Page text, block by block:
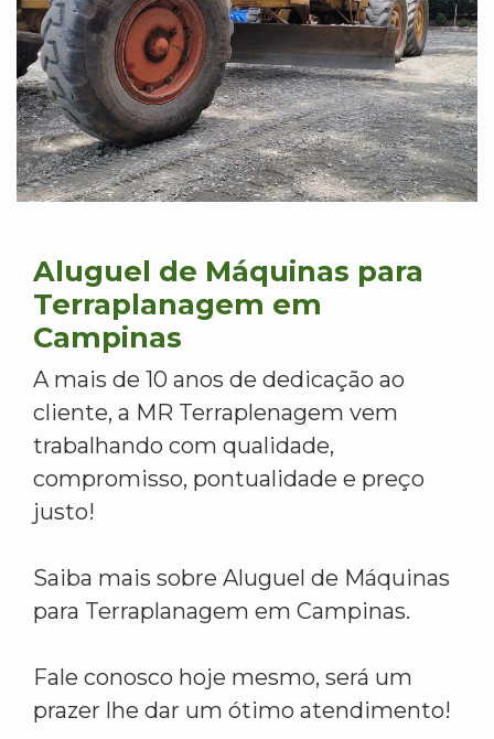
Aluguel de Máquinas para
Terraplanagem em
Campinas
A mais de 10 anos de dedicação ao
cliente, a MR Terraplenagem vem
trabalhando com qualidade,
compromisso, pontualidade e preço
justo!
Saiba mais sobre Aluguel de Máquinas
para Terraplanagem em Campinas.
Fale conosco hoje mesmo, será um
prazer lhe dar um ótimo atendimento!